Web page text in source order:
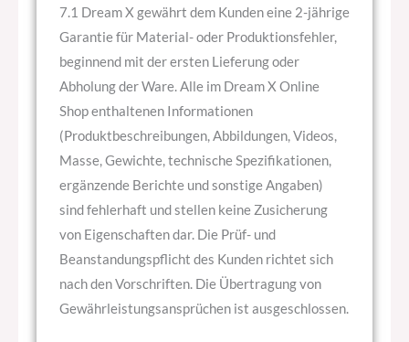
7.1 Dream X gewährt dem Kunden eine 2-jährige
Garantie für Material- oder Produktionsfehler,
beginnend mit der ersten Lieferung oder
Abholung der Ware. Alle im Dream X Online
Shop enthaltenen Informationen
(Produktbeschreibungen, Abbildungen, Videos,
Masse, Gewichte, technische Spezifikationen,
ergänzende Berichte und sonstige Angaben)
sind fehlerhaft und stellen keine Zusicherung
von Eigenschaften dar. Die Prüf- und
Beanstandungspflicht des Kunden richtet sich
nach den Vorschriften. Die Übertragung von
Gewährleistungsansprüchen ist ausgeschlossen.